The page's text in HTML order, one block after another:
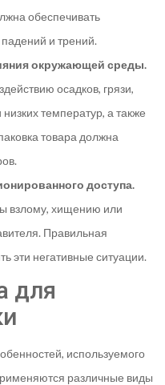
обеспечивать
и трений.
окружающей среды.
осадков, грязи,
температур, а также
товара должна
доступа.
взлому, хищению или
Правильная
эти негативные ситуации.
для
используемого
различные виды